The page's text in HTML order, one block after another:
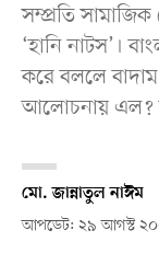
সম্প্রতি
‘হানি নাটস’।
করে বললে
আলোচনায় এল?
মো. জান্নাতুল নাঈম
আপডেট: ২৯ আগস্ট